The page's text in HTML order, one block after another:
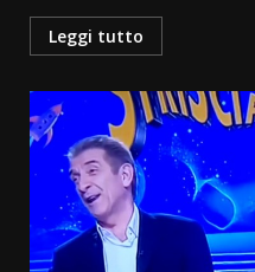
Leggi tutto